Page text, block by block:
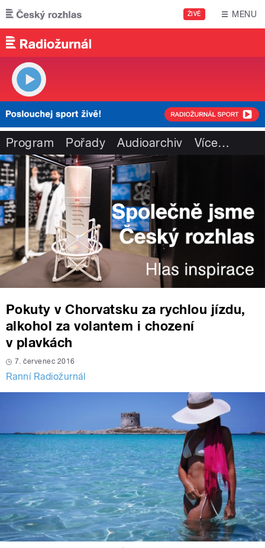
Přejít k hlavnímu obsahu
ŽIVĚ MENU
Program Pořady Audioarchiv Více…
Pokuty v Chorvatsku za rychlou jízdu,
alkohol za volantem i chození
v plavkách
7. červenec 2016
Ranní Radiožurnál